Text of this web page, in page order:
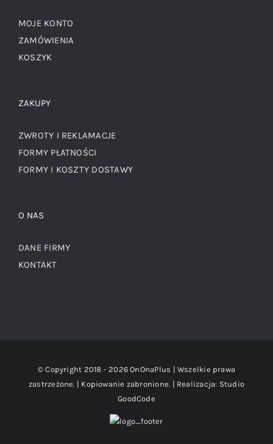
MOJE KONTO
ZAMÓWIENIA
KOSZYK
ZAKUPY
ZWROTY I REKLAMACJE
FORMY PŁATNOŚCI
FORMY I KOSZTY DOSTAWY
O NAS
DANE FIRMY
KONTAKT
© Copyright 2018 - 2026 OnOnaPlus | Wszelkie prawa
zastrzeżone. | Kopiowanie zabronione. | Realizacja: Studio
GoodCode